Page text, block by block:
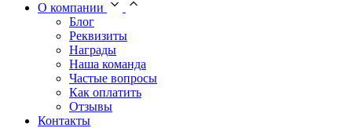
О компании
Блог
Реквизиты
Награды
Наша команда
Частые вопросы
Как оплатить
Отзывы
Контакты